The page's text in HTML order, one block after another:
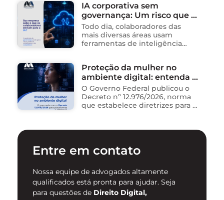
um dos ambientes mais
propícios para …
IA corporativa sem
governança: Um risco que já
está acontecendo
Todo dia, colaboradores das
mais diversas áreas usam
ferramentas de inteligência
dados, redigem e-mails, geram
relatórios. O problema não está
na ferramenta. Está …
Proteção da mulher no
ambiente digital: entenda o
novo Decreto nº 12.976/2026
O Governo Federal publicou o
Decreto nº 12.976/2026, norma
que estabelece diretrizes para a
enfrentamento da violência
digital. …
Entre em contato
Nossa equipe de advogados altamente
qualificados está pronta para ajudar. Seja
para questões de Direito Digital,